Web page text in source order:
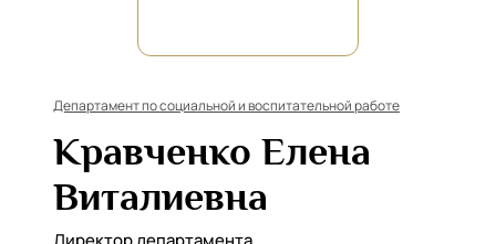
Департамент по социальной и воспитательной работе
Кравченко Елена
Виталиевна